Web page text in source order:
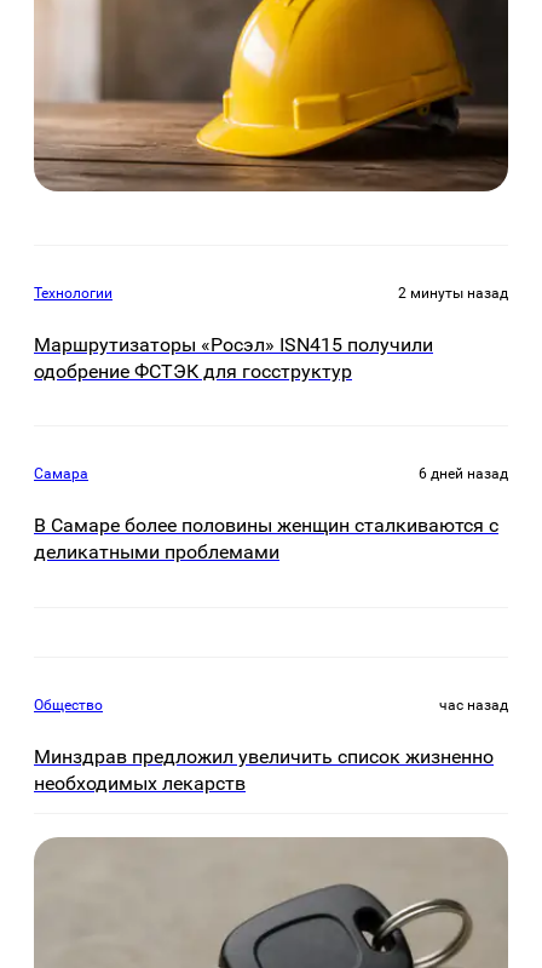
Технологии 2 минуты назад
Маршрутизаторы «Росэл» ISN415 получили
одобрение ФСТЭК для госструктур
Самара 6 дней назад
В Самаре более половины женщин сталкиваются с
деликатными проблемами
Общество час назад
Минздрав предложил увеличить список жизненно
необходимых лекарств